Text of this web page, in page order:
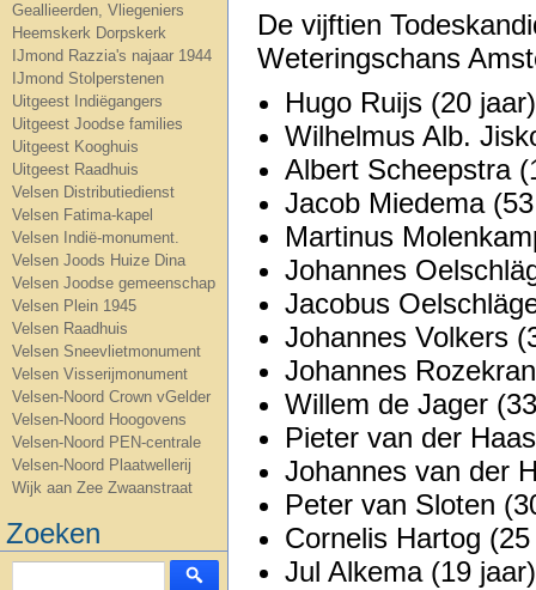
Geallieerden, Vliegeniers
Heemskerk Dorpskerk
IJmond Razzia's najaar 1944
IJmond Stolperstenen
Uitgeest Indiëgangers
Uitgeest Joodse families
Uitgeest Kooghuis
Uitgeest Raadhuis
Velsen Distributiedienst
Velsen Fatima-kapel
Velsen Indië-monument.
Velsen Joods Huize Dina
Velsen Joodse gemeenschap
Velsen Plein 1945
Velsen Raadhuis
Velsen Sneevlietmonument
Velsen Visserijmonument
Velsen-Noord Crown vGelder
Velsen-Noord Hoogovens
Velsen-Noord PEN-centrale
Velsen-Noord Plaatwellerij
Wijk aan Zee Zwaanstraat
Zoeken
De vijftien
Weteringschans
Hugo Ruijs (20 jaar)
Wilhelmus Alb.
Albert Scheepstra
Jacob Miedema
Martinus
Johannes
Jacobus
Johannes Volkers
Johannes
Willem de Jager
Pieter van der
Johannes van der
Peter van Sloten
Cornelis Hartog
Jul Alkema (19 jaar)